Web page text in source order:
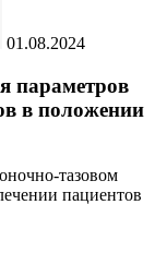
01.08.2024
параметров
в положении
тазовом
пациентов